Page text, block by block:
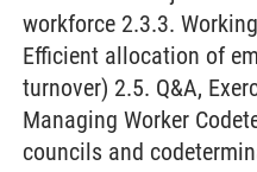
workforce 2.3.3.
Efficient allocation of
turnover) 2.5. Q&A,
Managing Worker
councils and